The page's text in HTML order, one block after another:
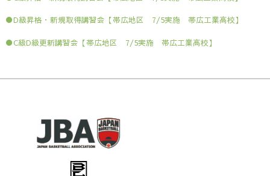
●D級昇格・新規取得講習会【帯広地区 7/5実施 帯広工業高校】
●C級D級更新講習会【帯広地区 7/5実施 帯広工業高校】